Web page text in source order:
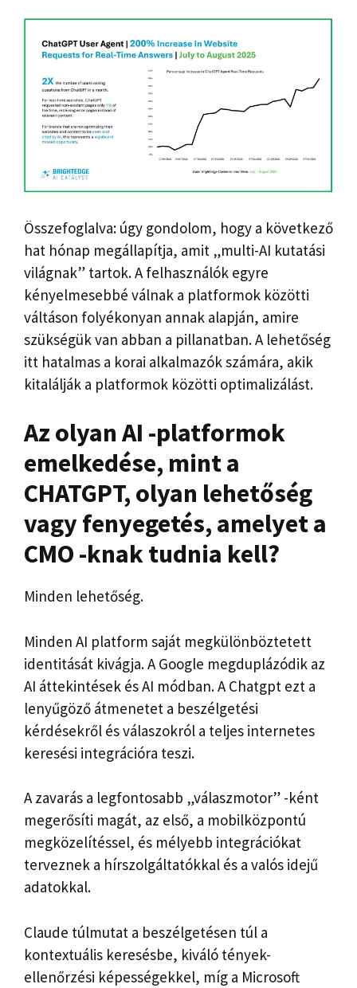
Összefoglalva: úgy gondolom, hogy a következő
hat hónap megállapítja, amit „multi-AI kutatási
világnak” tartok. A felhasználók egyre
kényelmesebbé válnak a platformok közötti
váltáson folyékonyan annak alapján, amire
szükségük van abban a pillanatban. A lehetőség
itt hatalmas a korai alkalmazók számára, akik
kitalálják a platformok közötti optimalizálást.
Az olyan AI -platformok
emelkedése, mint a
CHATGPT, olyan lehetőség
vagy fenyegetés, amelyet a
CMO -knak tudnia kell?
Minden lehetőség.
Minden AI platform saját megkülönböztetett
identitását kivágja. A Google megduplázódik az
AI áttekintések és AI módban. A Chatgpt ezt a
lenyűgöző átmenetet a beszélgetési
kérdésekről és válaszokról a teljes internetes
keresési integrációra teszi.
A zavarás a legfontosabb „válaszmotor” -ként
megerősíti magát, az első, a mobilközpontú
megközelítéssel, és mélyebb integrációkat
terveznek a hírszolgáltatókkal és a valós idejű
adatokkal.
Claude túlmutat a beszélgetésen túl a
kontextuális keresésbe, kiváló tények-
ellenőrzési képességekkel, míg a Microsoft